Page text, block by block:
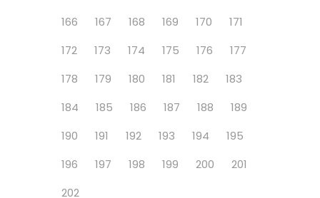
166
167 168 169 170
171
172
173 174 175 176
177
178
179 180 181 182
183
184
185 186 187 188
189
190
191 192 193 194
195
196
197 198 199 200
201
202